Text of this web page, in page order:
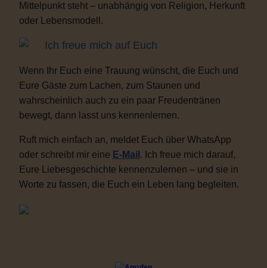
Mittelpunkt steht – unabhängig von Religion, Herkunft
oder Lebensmodell.
Ich freue mich auf Euch
Wenn Ihr Euch eine Trauung wünscht, die Euch und
Eure Gäste zum Lachen, zum Staunen und
wahrscheinlich auch zu ein paar Freudentränen
bewegt, dann lasst uns kennenlernen.
Ruft mich einfach an, meldet Euch über WhatsApp
oder schreibt mir eine E-Mail . Ich freue mich darauf,
Eure Liebesgeschichte kennenzulernen – und sie in
Worte zu fassen, die Euch ein Leben lang begleiten.